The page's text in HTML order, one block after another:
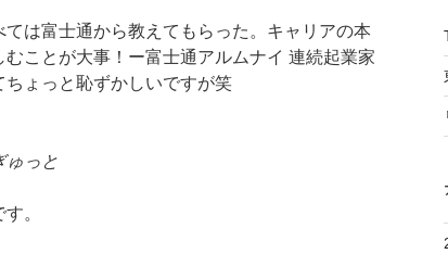
ては富士通から教えてもらった。キャリアの本
ことが大事！ー富士通アルムナイ 連続起業家
ょっと恥ずかしいですが笑
ゅっと
。